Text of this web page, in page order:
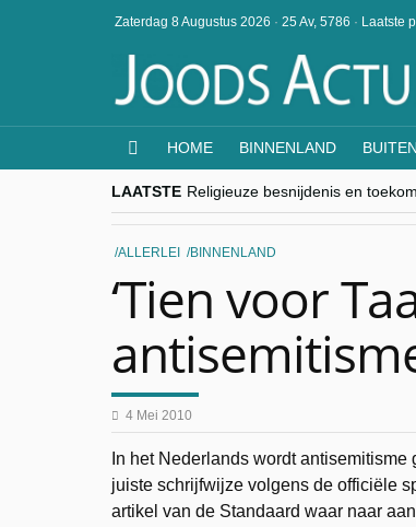
Zaterdag 8 Augustus 2026 · 25 Av, 5786 · Laatste
HOME BINNENLAND
LAATSTE Religieuze besnijdenis en
“Besnijdenisdebat toont hoe
CITYTRIP | ROEMENIË –
“Vandaag zit elke Jood in België
ALLERLEI BINNENLAND
‘Tien voor
4 Mei 2010
In het Nederlands wordt
juiste schrijfwijze volgens de officiële
artikel van de Standaard waar naar